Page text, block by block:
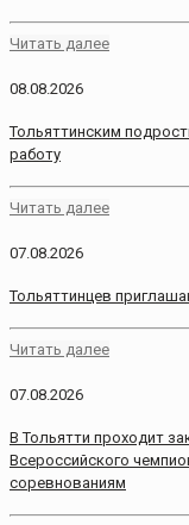
Читать далее
08.08.2026
Тольяттинским
работу
Читать далее
07.08.2026
Тольяттинцев
Читать далее
07.08.2026
В Тольятти проходит
Всероссийского
соревнованиям